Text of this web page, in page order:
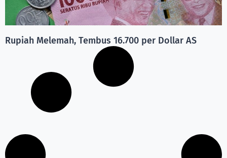
Rupiah Melemah, Tembus 16.700 per Dollar AS